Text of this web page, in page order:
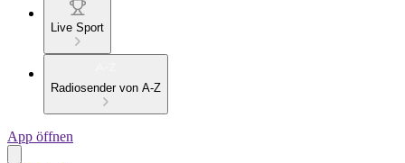
Live Sport
Radiosender von A-Z
App öffnen